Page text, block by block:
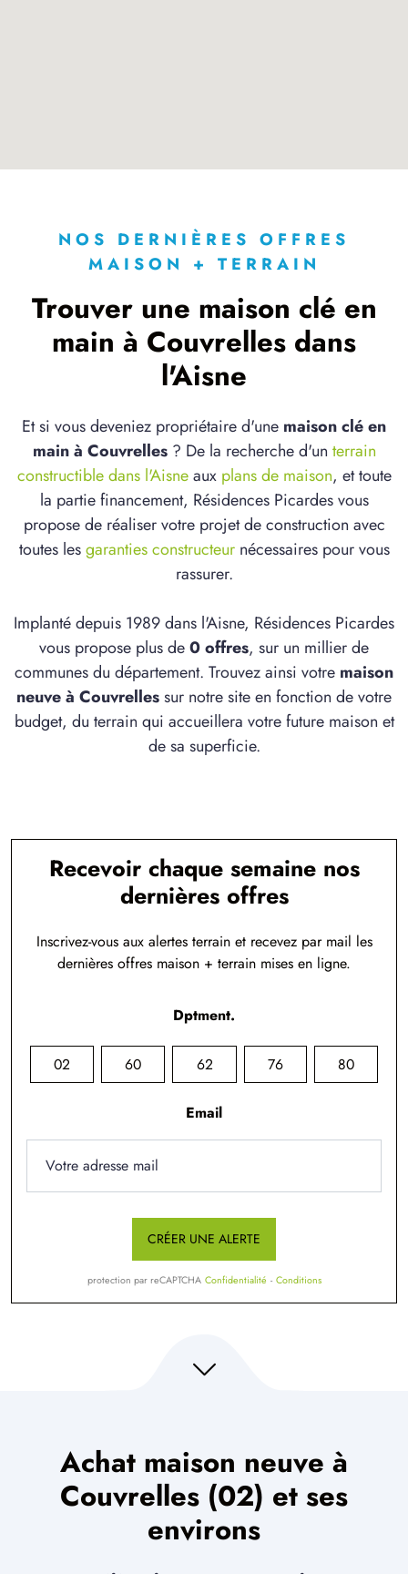
NOS DERNIÈRES OFFRES
MAISON + TERRAIN
Trouver une maison clé en
main à Couvrelles dans
l'Aisne
Et si vous deveniez propriétaire d'une maison clé en
main à Couvrelles? De la recherche d'un terrain
constructible dans l'Aisneaux plans de maison, et toute
la partie financement, Résidences Picardes vous
propose de réaliser votre projet de construction avec
toutes lesgaranties constructeurnécessaires pour vous
rassurer.
Implanté depuis 1989 dans l'Aisne, Résidences Picardes
vous propose plus de0 offres, sur un millier de
communes du département. Trouvez ainsi votre maison
neuve à Couvrellessur notre site en fonction de votre
budget, du terrain qui accueillera votre future maison et
de sa superficie.
Recevoir chaque semaine nos
dernières offres
Inscrivez-vous aux alertes terrain et recevez par mail les
dernières offres maison + terrain mises en ligne.
Dptment.
02 60 62 76 80
Email
CRÉER UNE ALERTE
protection par reCAPTCHA Confidentialité - Conditions
Achat maison neuve à
Couvrelles (02) et ses
environs